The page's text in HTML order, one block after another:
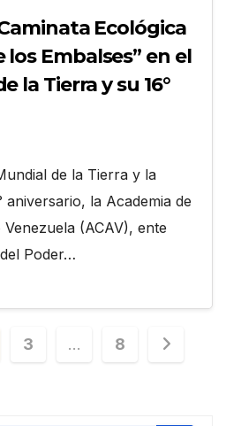
Ecológica
los Embalses” en el
la Tierra y su 16°
de la Tierra y la
aniversario, la Academia de
(ACAV), ente
Poder…
3 … 8